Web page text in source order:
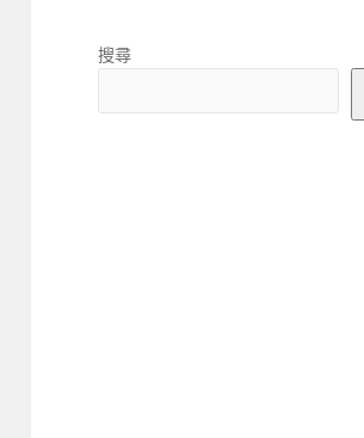
Sidebar
搜尋